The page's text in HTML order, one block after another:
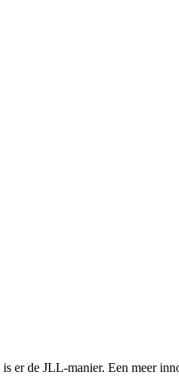
er de JLL-manier. Een meer